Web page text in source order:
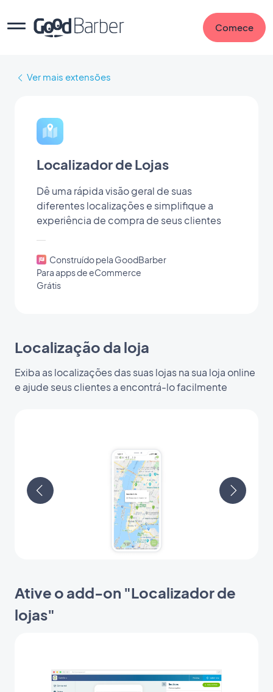
Comece
Ver mais extensões
Localizador de Lojas
Dê uma rápida visão geral de suas
diferentes localizações e simplifique a
experiência de compra de seus clientes
Construído pela GoodBarber
Para apps de eCommerce
Grátis
Localização da loja
Exiba as localizações das suas lojas na sua loja online
e ajude seus clientes a encontrá-lo facilmente
Ative o add-on "Localizador de
lojas"